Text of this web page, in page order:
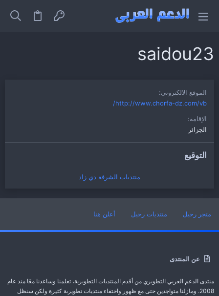
saidou23
الموقع الالكتروني
http://www.chorfa-dz.com/vb/
الإقامة
الجزائر
التوقيع
منتديات الشرفة دي زاد
عن المنتدى
منتدى الدعم العربي التطويري من أقدم المنتديات التطويرية، تعلمنا وساعدنا معًا منذ عام
2008. ومازلنا متواجدين حتى مع ظهور واختفاء منتديات تطويرىة كثيرة ولكن سنظل
متجر رحيل منتديات رحيل أعلن هنا